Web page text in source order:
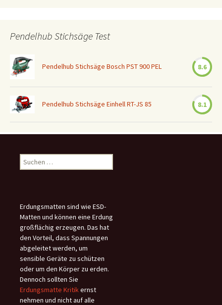
Pendelhub Stichsäge Test
Pendelhub Stichsäge Bosch PST 900 PEL 8.6
Pendelhub Stichsäge Einhell RT-JS 85 8.1
Suchen
nach:
Erdungsmatten sind wie ESD-
Matten und können eine Erdung
großflächig erzeugen. Das hat
den Vorteil, dass Spannungen
abgeleitet werden, um
sensible Geräte zu schützen
oder um den Körper zu erden.
Dennoch sollten Sie
Erdungsmatte Kritikernst
nehmen und nicht auf alle